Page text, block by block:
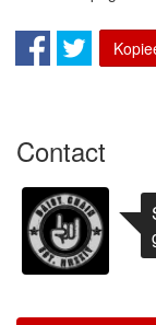
Contact